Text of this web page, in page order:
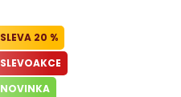
20 %
SLEVOAKCE
NOVINKA